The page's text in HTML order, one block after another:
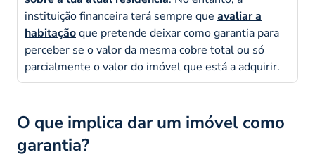
instituição financeira terá sempre que avaliar a
habitaçãoque pretende deixar como garantia para
perceber se o valor da mesma cobre total ou só
parcialmente o valor do imóvel que está a adquirir.
O que implica dar um imóvel como
garantia?